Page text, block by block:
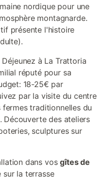
nordique pour une
montagnarde.
présente l'histoire
Déjeunez à La Trattoria
réputé pour sa
18-25€ par
par la visite du centre
traditionnelles du
Découverte des ateliers
sculptures sur
dans vosgîtes de
sur la terrasse